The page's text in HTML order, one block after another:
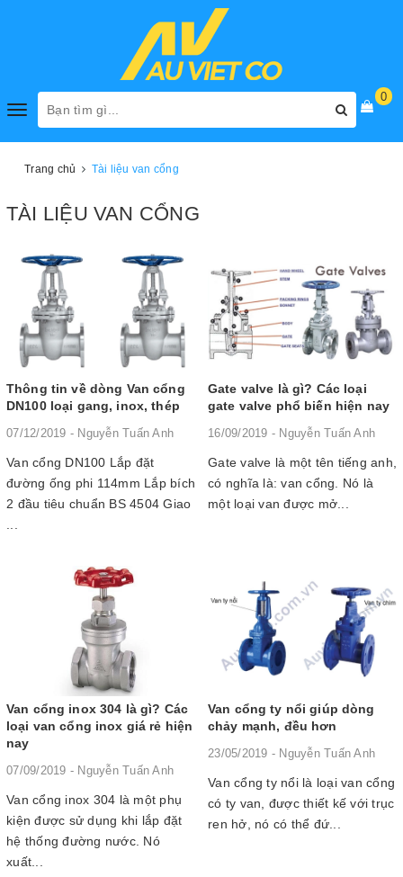
Toggle
0
Trang chủ Tài liệu van cổng
TÀI LIỆU VAN CỔNG
Thông tin về dòng Van cổng
DN100 loại gang, inox, thép
07/12/2019 - Nguyễn Tuấn Anh
Van cổng DN100 Lắp đặt
đường ống phi 114mm Lắp bích
2 đầu tiêu chuẩn BS 4504 Giao
Gate valve là gì? Các loại
gate valve phổ biến hiện nay
16/09/2019 - Nguyễn Tuấn Anh
Gate valve là một tên tiếng anh,
có nghĩa là: van cổng. Nó là
một loại van được mở...
Van cổng inox 304 là gì? Các
loại van cổng inox giá rẻ hiện
nay
07/09/2019 - Nguyễn Tuấn Anh
Van cổng inox 304 là một phụ
kiện được sử dụng khi lắp đặt
hệ thống đường nước. Nó
xuất...
Van cổng ty nổi giúp dòng
chảy mạnh, đều hơn
23/05/2019 - Nguyễn Tuấn Anh
Van cổng ty nổi là loại van cổng
có ty van, được thiết kế với trục
ren hở, nó có thể đứ...